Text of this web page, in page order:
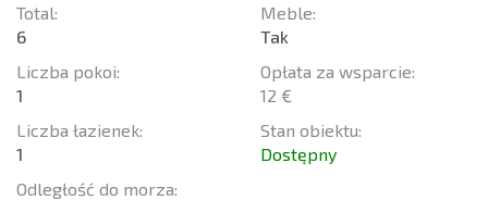
Total:
6
Liczba pokoi:
1
Liczba łazienek:
1
Odległość do morza:
Meble:
Tak
Opłata za wsparcie:
12 €
Stan obiektu:
Dostępny